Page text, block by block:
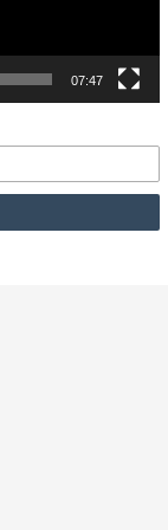
07:47